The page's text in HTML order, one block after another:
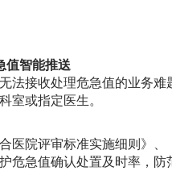
值智能推送
法接收处理危急值的业务
室或指定医生。
医院评审标准实施细则》
危急值确认处置及时率，